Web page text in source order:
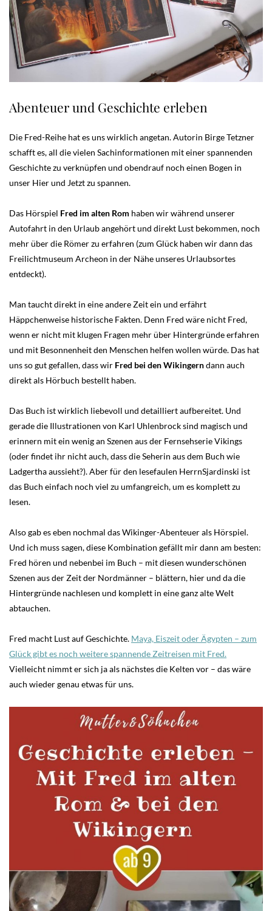
Abenteuer und Geschichte erleben
Die Fred-Reihe hat es uns wirklich angetan. Autorin Birge Tetzner
schafft es, all die vielen Sachinformationen mit einer spannenden
Geschichte zu verknüpfen und obendrauf noch einen Bogen in
unser Hier und Jetzt zu spannen.
Das Hörspiel Fred im alten Rom haben wir während unserer
Autofahrt in den Urlaub angehört und direkt Lust bekommen, noch
mehr über die Römer zu erfahren (zum Glück haben wir dann das
Freilichtmuseum Archeon in der Nähe unseres Urlaubsortes
entdeckt).
Man taucht direkt in eine andere Zeit ein und erfährt
Häppchenweise historische Fakten. Denn Fred wäre nicht Fred,
wenn er nicht mit klugen Fragen mehr über Hintergründe erfahren
und mit Besonnenheit den Menschen helfen wollen würde. Das hat
uns so gut gefallen, dass wir Fred bei den Wikingerndann auch
direkt als Hörbuch bestellt haben.
Das Buch ist wirklich liebevoll und detailliert aufbereitet. Und
gerade die Illustrationen von Karl Uhlenbrock sind magisch und
erinnern mit ein wenig an Szenen aus der Fernsehserie Vikings
(oder findet ihr nicht auch, dass die Seherin aus dem Buch wie
Ladgertha aussieht?). Aber für den lesefaulen HerrnSjardinski ist
das Buch einfach noch viel zu umfangreich, um es komplett zu
lesen.
Also gab es eben nochmal das Wikinger-Abenteuer als Hörspiel.
Und ich muss sagen, diese Kombination gefällt mir dann am besten:
Fred hören und nebenbei im Buch – mit diesen wunderschönen
Szenen aus der Zeit der Nordmänner – blättern, hier und da die
Hintergründe nachlesen und komplett in eine ganz alte Welt
abtauchen.
Fred macht Lust auf Geschichte. Maya, Eiszeit oder Ägypten – zum
Glück gibt es noch weitere spannende Zeitreisen mit Fred.
Vielleicht nimmt er sich ja als nächstes die Kelten vor – das wäre
auch wieder genau etwas für uns.